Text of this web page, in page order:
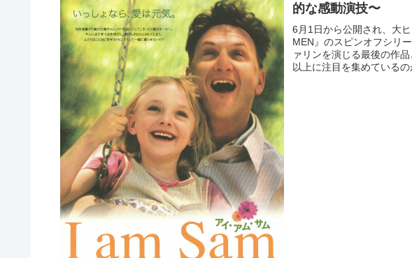
的な感動演技〜
6月1日から公開され、大
MEN』のスピンオフシリ
ァリンを演じる最後の作
以上に注目を集めている